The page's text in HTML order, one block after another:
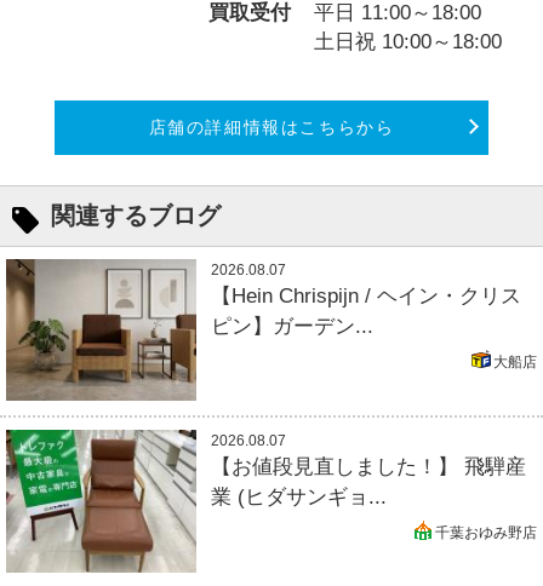
買取受付
平日 11:00～18:00
土日祝 10:00～18:00
店舗の詳細情報はこちらから
関連するブログ
2026.08.07
【Hein Chrispijn / ヘイン・クリス
ピン】ガーデン...
大船店
2026.08.07
【お値段見直しました！】 飛騨産
業 (ヒダサンギョ...
千葉おゆみ野店